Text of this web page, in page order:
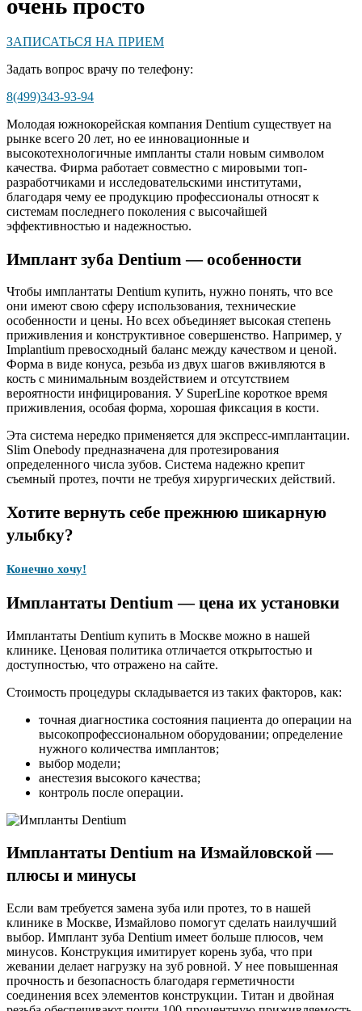
очень просто
ЗАПИСАТЬСЯ НА ПРИЕМ
Задать вопрос врачу по телефону:
8(499)343-93-94
Молодая южнокорейская компания Dentium существует на
рынке всего 20 лет, но ее инновационные и
высокотехнологичные импланты стали новым символом
качества. Фирма работает совместно с мировыми топ-
разработчиками и исследовательскими институтами,
благодаря чему ее продукцию профессионалы относят к
системам последнего поколения с высочайшей
эффективностью и надежностью.
Имплант зуба Dentium — особенности
Чтобы имплантаты Dentium купить, нужно понять, что все
они имеют свою сферу использования, технические
особенности и цены. Но всех объединяет высокая степень
приживления и конструктивное совершенство. Например, у
Implantium превосходный баланс между качеством и ценой.
Форма в виде конуса, резьба из двух шагов вживляются в
кость с минимальным воздействием и отсутствием
вероятности инфицирования. У SuperLine короткое время
приживления, особая форма, хорошая фиксация в кости.
Эта система нередко применяется для экспресс-имплантации.
Slim Onebody предназначена для протезирования
определенного числа зубов. Система надежно крепит
съемный протез, почти не требуя хирургических действий.
Хотите вернуть себе прежнюю шикарную
улыбку?
Конечно хочу!
Имплантаты Dentium — цена их установки
Имплантаты Dentium купить в Москве можно в нашей
клинике. Ценовая политика отличается открытостью и
доступностью, что отражено на сайте.
Стоимость процедуры складывается из таких факторов, как:
точная диагностика состояния пациента до операции на
высокопрофессиональном оборудовании; определение
нужного количества имплантов;
выбор модели;
анестезия высокого качества;
контроль после операции.
Имплантаты Dentium на Измайловской —
плюсы и минусы
Если вам требуется замена зуба или протез, то в нашей
клинике в Москве, Измайлово помогут сделать наилучший
выбор. Имплант зуба Dentium имеет больше плюсов, чем
минусов. Конструкция имитирует корень зуба, что при
жевании делает нагрузку на зуб ровной. У нее повышенная
прочность и безопасность благодаря герметичности
соединения всех элементов конструкции. Титан и двойная